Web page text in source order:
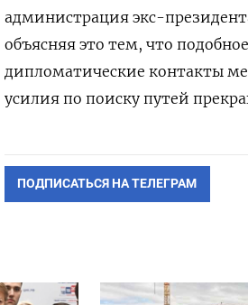
администрация экс-
объясняя это тем, что
дипломатические контакты
усилия по поиску путей
ПОДПИСАТЬСЯ НА ТЕЛЕГРАМ